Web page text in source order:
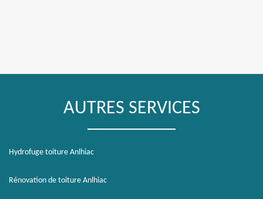
AUTRES SERVICES
Hydrofuge toiture Anlhiac
Rénovation de toiture Anlhiac